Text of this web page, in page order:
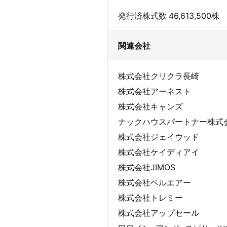
発行済株式数 46,613,500株
関連会社
株式会社クリクラ長崎
株式会社アーネスト
株式会社キャンズ
ナックハウスパートナー株式
株式会社ジェイウッド
株式会社ケイディアイ
株式会社JIMOS
株式会社ベルエアー
株式会社トレミー
株式会社アップセール